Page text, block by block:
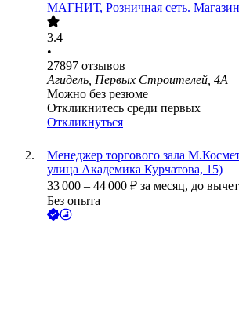
МАГНИТ, Розничная сеть.
3.4
•
27897 отзывов
Агидель, Первых Строителей, 4А
Можно без резюме
Откликнитесь среди первых
Откликнуться
Менеджер торгового зала
улица Академика Курчатова, 15)
33 000 – 44 000 ₽ за месяц, до
Без опыта